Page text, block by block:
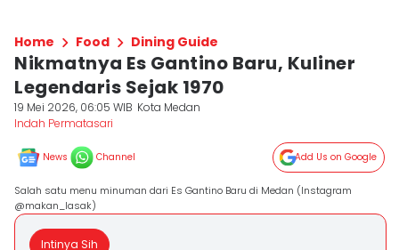
Home Food Dining Guide
Nikmatnya Es Gantino Baru, Kuliner
Legendaris Sejak 1970
19 Mei 2026, 06:05 WIB Kota Medan
Indah Permatasari
News Channel Add Us on Google
Salah satu menu minuman dari Es Gantino Baru di Medan (Instagram
@makan_lasak)
Intinya Sih